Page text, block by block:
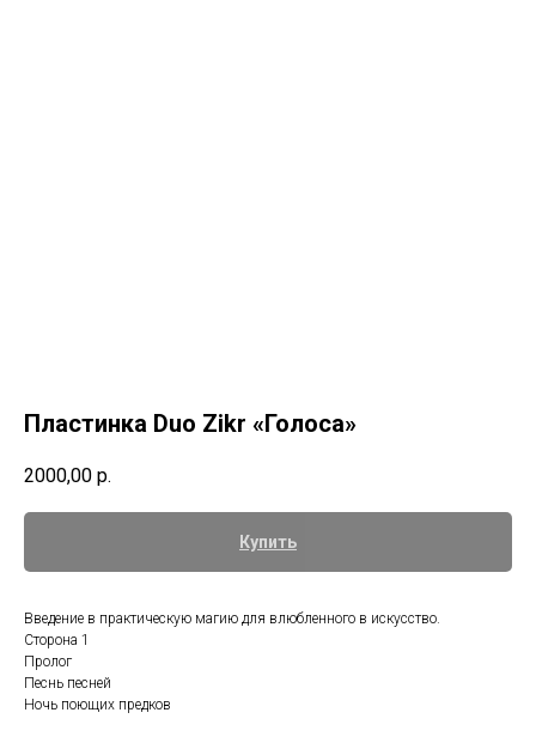
Пластинка Duo Zikr «Голоса»
2000,00 р.
Купить
Введение в практическую магию для влюбленного в искусство.
Сторона 1
Пролог
Песнь песней
Ночь поющих предков